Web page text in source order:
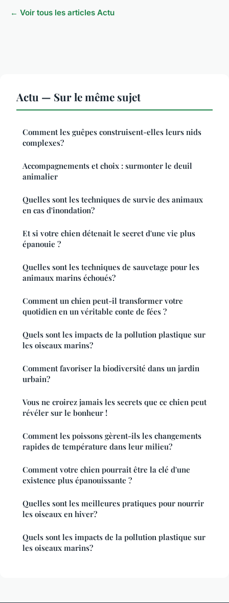
← Voir tous les articles Actu
Actu — Sur le même sujet
Comment les guêpes construisent-elles leurs nids
complexes?
Accompagnements et choix : surmonter le deuil
animalier
Quelles sont les techniques de survie des animaux
en cas d'inondation?
Et si votre chien détenait le secret d'une vie plus
épanouie ?
Quelles sont les techniques de sauvetage pour les
animaux marins échoués?
Comment un chien peut-il transformer votre
quotidien en un véritable conte de fées ?
Quels sont les impacts de la pollution plastique sur
les oiseaux marins?
Comment favoriser la biodiversité dans un jardin
urbain?
Vous ne croirez jamais les secrets que ce chien peut
révéler sur le bonheur !
Comment les poissons gèrent-ils les changements
rapides de température dans leur milieu?
Comment votre chien pourrait être la clé d'une
existence plus épanouissante ?
Quelles sont les meilleures pratiques pour nourrir
les oiseaux en hiver?
Quels sont les impacts de la pollution plastique sur
les oiseaux marins?